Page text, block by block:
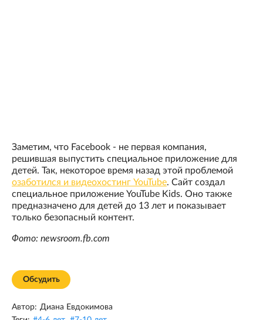
Заметим, что Facebook - не первая компания,
решившая выпустить специальное приложение для
детей. Так, некоторое время назад этой проблемой
озаботился и видеохостинг YouTube. Сайт создал
специальное приложение YouTube Kids. Оно также
предназначено для детей до 13 лет и показывает
только безопасный контент.
Фото: newsroom.fb.com
Обсудить
Автор: Диана Евдокимова